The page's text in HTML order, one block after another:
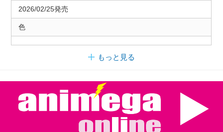
2026/02/25発売
色
もっと見る